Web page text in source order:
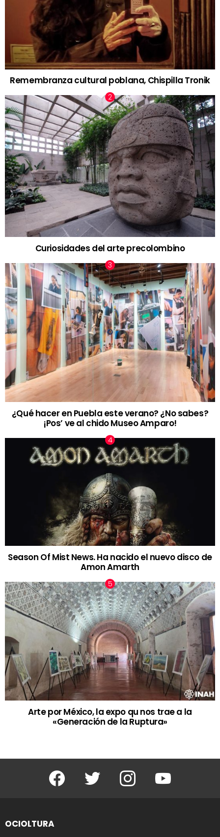
Remembranza cultural poblana, Chispilla Tronik
Curiosidades del arte precolombino
¿Qué hacer en Puebla este verano? ¿No sabes?
¡Pos’ ve al chido Museo Amparo!
Season Of Mist News. Ha nacido el nuevo disco de
Amon Amarth
Arte por México, la expo qu nos trae a la
«Generación de la Ruptura»
Facebook Twitter Instagram
OCIOLTURA